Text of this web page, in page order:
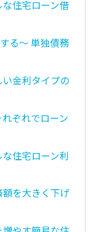
住宅ローン借
る〜 単独債務
金利タイプの
ぞれでローン
住宅ローン利
を大きく下げ